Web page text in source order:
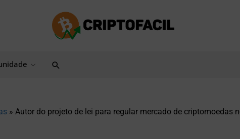
Pesquisar
» Autor do projeto de lei para regular mercado de criptomoedas